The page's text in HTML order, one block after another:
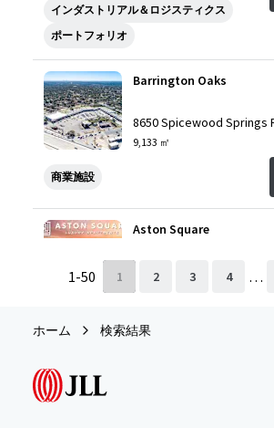
インダストリアル＆ロジスティクス
ポートフォリオ
Barrington Oaks
8650 Spicewood Springs
in, TX, 78759, US
9,133 ㎡
商業施設
Aston Square
1500 Neo Landings
e, FL, 34744, US
287 単位
住宅/集合住宅
1-50 1 2 3 4 …
ホーム 検索結果